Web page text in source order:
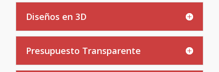
Diseños en 3D
Presupuesto Transparente